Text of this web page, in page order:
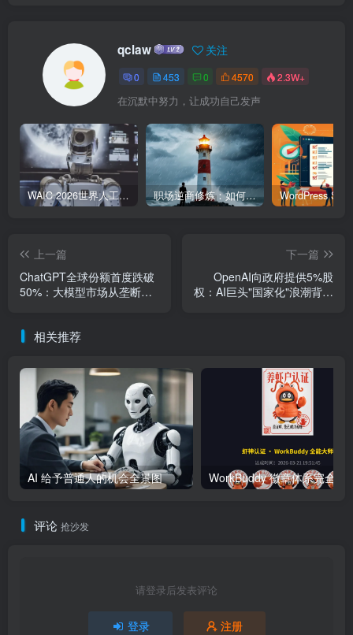
qclaw 关注
0 453 0 4570 2.3W+
在沉默中努力，让成功自己发声
WAIC 2026世界人工智能大会7月17日开幕：300款全球首发，展览面积首破10万平米 职场逆商修炼：如何把每一次挫折转化为成长的养分
上一篇
ChatGPT全球份额首度跌破
50%：大模型市场从垄断走
下一篇
OpenAI向政府提供5%股
权：AI巨头"国家化"浪潮背后
相关推荐
AI 给予普通人的机会全景图
评论 抢沙发
请登录后发表评论
登录 注册